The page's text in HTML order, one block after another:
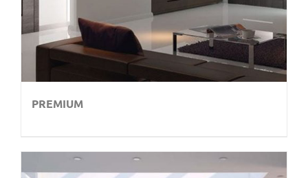
PREMIUM